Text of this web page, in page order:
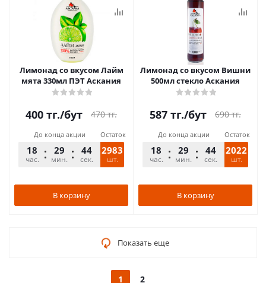
Лимонад со вкусом Лайм
мята 330мл ПЭТ Аскания
400 тг./бут 470тг.
До конца акции
18
час.
29
мин.
44
сек.
Остаток
2983
шт.
В корзину
Лимонад со вкусом Вишни
500мл стекло Аскания
587 тг./бут 690тг.
До конца акции
18
час.
29
мин.
44
сек.
Остаток
2022
шт.
В корзину
Показать еще
1 2